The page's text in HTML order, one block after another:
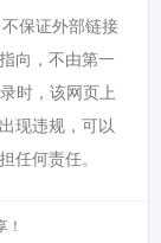
保证外部链接
向，不由第一
时，该网页上
现违规，可以
任何责任。
！